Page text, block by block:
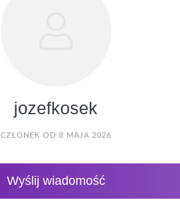
jozefkosek
CZŁONEK OD 8 MAJA 2026
Wyślij wiadomość